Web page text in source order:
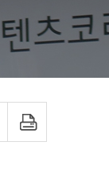
프린트하기